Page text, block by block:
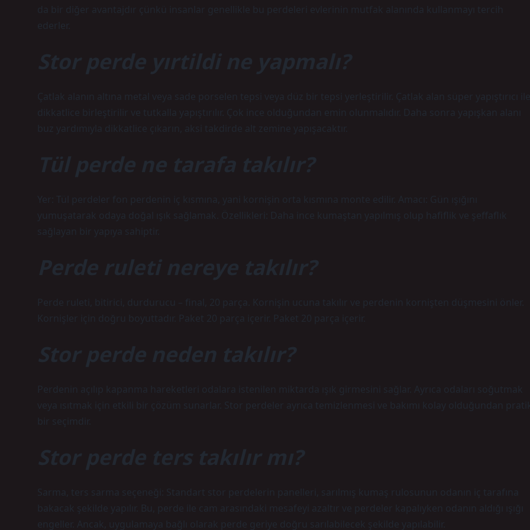
da bir diğer avantajdır çünkü insanlar genellikle bu perdeleri evlerinin mutfak alanında kullanmayı tercih
ederler.
Stor perde yırtildi ne yapmalı?
Çatlak alanın altına metal veya sade porselen tepsi veya düz bir tepsi yerleştirilir. Çatlak alan süper yapıştırıcı ile
dikkatlice birleştirilir ve tutkalla yapıştırılır. Çok ince olduğundan emin olunmalıdır. Daha sonra yapışkan alanı
buz yardımıyla dikkatlice çıkarın, aksi takdirde alt zemine yapışacaktır.
Tül perde ne tarafa takılır?
Yer: Tül perdeler fon perdenin iç kısmına, yani kornişin orta kısmına monte edilir. Amacı: Gün ışığını
yumuşatarak odaya doğal ışık sağlamak. Özellikleri: Daha ince kumaştan yapılmış olup hafiflik ve şeffaflık
sağlayan bir yapıya sahiptir.
Perde ruleti nereye takılır?
Perde ruleti, bitirici, durdurucu – final, 20 parça. Kornişin ucuna takılır ve perdenin kornişten düşmesini önler.
Kornişler için doğru boyuttadır. Paket 20 parça içerir. Paket 20 parça içerir.
Stor perde neden takılır?
Perdenin açılıp kapanma hareketleri odalara istenilen miktarda ışık girmesini sağlar. Ayrıca odaları soğutmak
veya ısıtmak için etkili bir çözüm sunarlar. Stor perdeler ayrıca temizlenmesi ve bakımı kolay olduğundan
bir seçimdir.
Stor perde ters takılır mı?
Sarma, ters sarma seçeneği: Standart stor perdelerin panelleri, sarılmış kumaş rulosunun odanın iç tarafına
bakacak şekilde yapılır. Bu, perde ile cam arasındaki mesafeyi azaltır ve perdeler kapalıyken odanın aldığı ışığı
engeller. Ancak, uygulamaya bağlı olarak perde geriye doğru sarılabilecek şekilde yapılabilir.